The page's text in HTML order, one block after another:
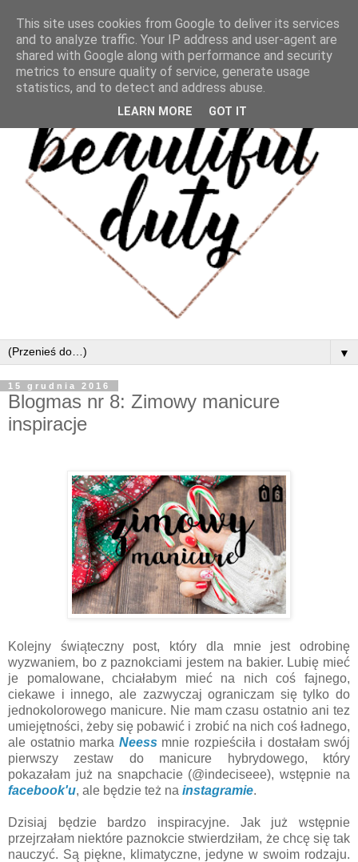
▼
15 grudnia 2016
Blogmas nr 8: Zimowy manicure
inspiracje
Kolejny świąteczny post, który dla mnie jest odrobinę
wyzwaniem, bo z paznokciami jestem na bakier. Lubię mieć
je pomalowane, chciałabym mieć na nich coś fajnego,
ciekawe i innego, ale zazwyczaj ograniczam się tylko do
jednokolorowego manicure. Nie mam czasu ostatnio ani tez
umiejętności, żeby się pobawić i zrobić na nich coś ładnego,
ale ostatnio marka Neessmnie rozpieściła i dostałam swój
pierwszy zestaw do manicure hybrydowego, który
pokazałam już na snapchacie (@indeciseee), wstępnie na
facebook'u, ale będzie też na instagramie.
Dzisiaj będzie bardzo inspiracyjne. Jak już wstępnie
przejrzałam niektóre paznokcie stwierdziłam, że chcę się tak
nauczyć. Są piękne, klimatyczne, jedyne w swoim rodzaju.
This site uses cookies from Google to deliver its services
and to analyze traffic. Your IP address and user-agent are
shared with Google along with performance and security
metrics to ensure quality of service, generate usage
statistics, and to detect and address abuse.
LEARN MORE GOT IT